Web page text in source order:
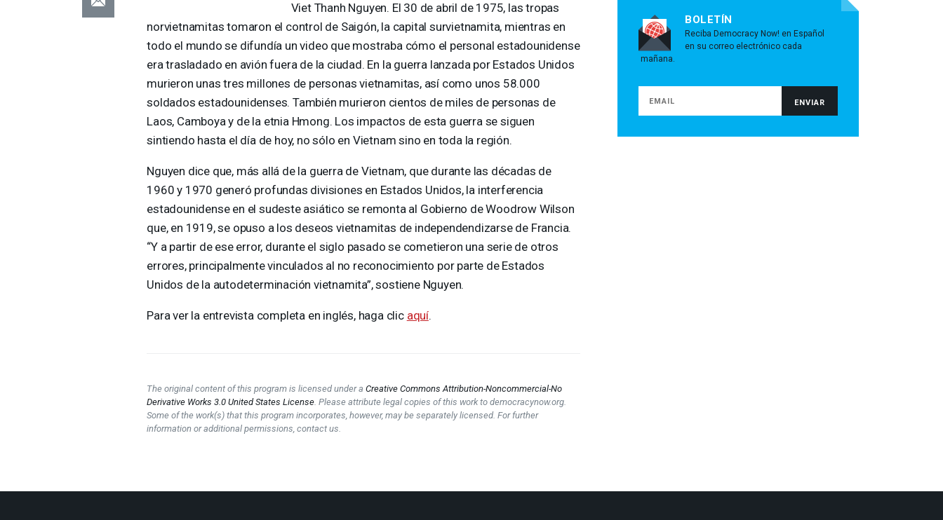
Viet Thanh Nguyen. El 30 de abril de 1975, las tropas
norvietnamitas tomaron el control de Saigón, la capital survietnamita, mientras en
todo el mundo se difundía un video que mostraba cómo el personal estadounidense
era trasladado en avión fuera de la ciudad. En la guerra lanzada por Estados Unidos
murieron unas tres millones de personas vietnamitas, así como unos 58.000
soldados estadounidenses. También murieron cientos de miles de personas de
Laos, Camboya y de la etnia Hmong. Los impactos de esta guerra se siguen
sintiendo hasta el día de hoy, no sólo en Vietnam sino en toda la región.
Nguyen dice que, más allá de la guerra de Vietnam, que durante las décadas de
1960 y 1970 generó profundas divisiones en Estados Unidos, la interferencia
estadounidense en el sudeste asiático se remonta al Gobierno de Woodrow Wilson
que, en 1919, se opuso a los deseos vietnamitas de independendizarse de Francia.
“Y a partir de ese error, durante el siglo pasado se cometieron una serie de otros
errores, principalmente vinculados al no reconocimiento por parte de Estados
Unidos de la autodeterminación vietnamita”, sostiene Nguyen.
Para ver la entrevista completa en inglés, haga clic aquí.
The original content of this program is licensed under aCreative Commons Attribution-Noncommercial-No
Derivative Works 3.0 United States License. Please attribute legal copies of this work to democracynow.org.
Some of the work(s) that this program incorporates, however, may be separately licensed. For further
information or additional permissions, contact us.
BOLETÍN
Reciba Democracy Now! en Español
en su correo electrónico cada
mañana.